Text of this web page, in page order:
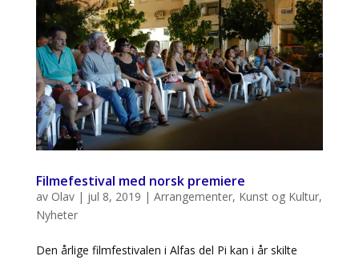
Filmefestival med norsk premiere
av Olav| jul 8, 2019 | Arrangementer, Kunst og Kultur,
Nyheter
Den årlige filmfestivalen i Alfas del Pi kan i år skilte